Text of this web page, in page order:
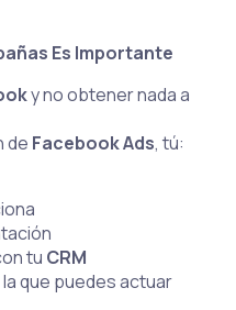
Es Importante
y no obtener nada a
de Facebook Ads, tú:
tu CRM
que puedes actuar